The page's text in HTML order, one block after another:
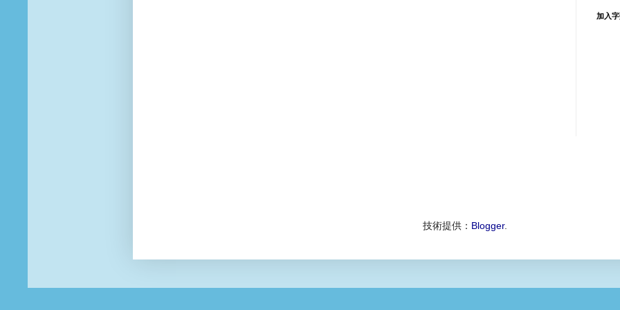
加入
技術提供： Blogger.